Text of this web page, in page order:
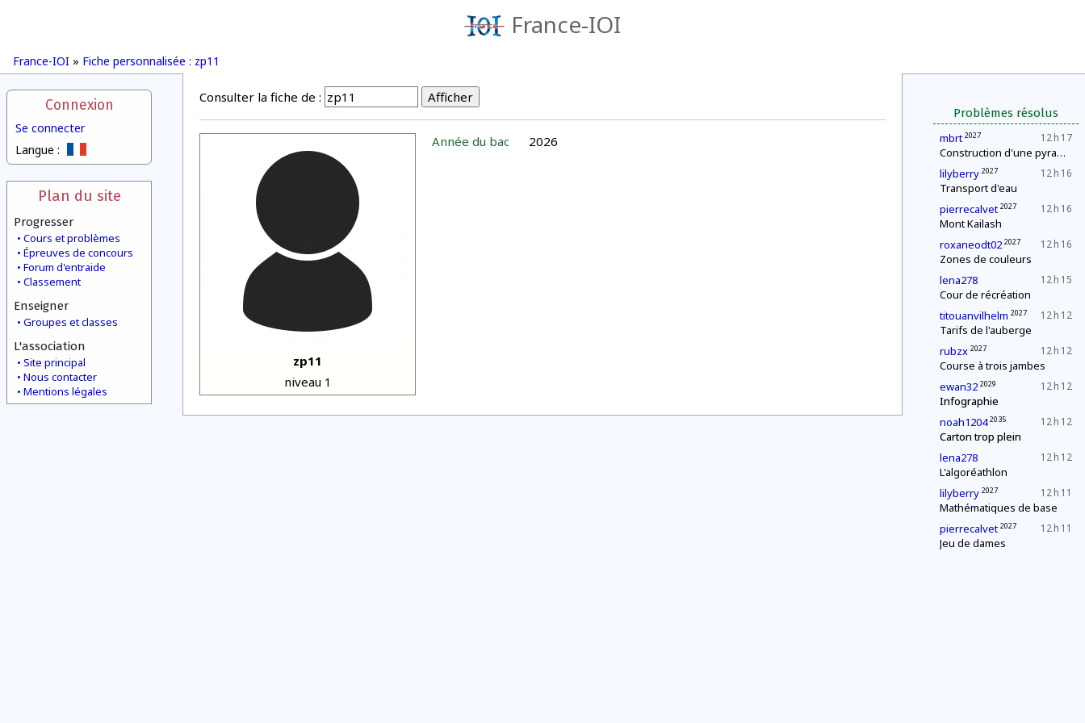
France-IOI
France-IOI » Fiche personnalisée : zp11
Connexion
Se connecter
Langue :
Plan du site
Progresser
Cours et problèmes
Épreuves de concours
Forum d'entraide
Classement
Enseigner
Groupes et classes
L'association
Site principal
Nous contacter
Mentions légales
Problèmes résolus
12 h 17
mbrt 2027
Construction d'une pyramide
12 h 16
lilyberry 2027
Transport d'eau
12 h 16
pierrecalvet 2027
Mont Kailash
12 h 16
roxaneodt02 2027
Zones de couleurs
12 h 15
lena278
Cour de récréation
12 h 12
titouanvilhelm 2027
Tarifs de l'auberge
12 h 12
rubzx 2027
Course à trois jambes
12 h 12
ewan32 2029
Infographie
12 h 12
noah1204 2035
Carton trop plein
12 h 12
lena278
L'algoréathlon
12 h 11
lilyberry 2027
Mathématiques de base
12 h 11
pierrecalvet 2027
Jeu de dames
Consulter la fiche de :
zp11
niveau 1
Année du bac 2026